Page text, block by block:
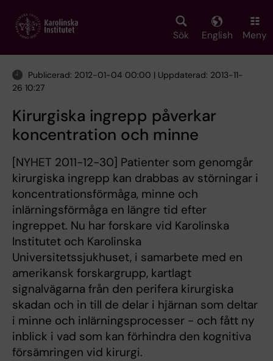
main
Sök English Meny
Publicerad: 2012-01-04 00:00 | Uppdaterad: 2013-11-
26 10:27
Kirurgiska ingrepp påverkar
koncentration och minne
[NYHET 2011-12-30] Patienter som genomgår
kirurgiska ingrepp kan drabbas av störningar i
koncentrationsförmåga, minne och
inlärningsförmåga en längre tid efter
ingreppet. Nu har forskare vid Karolinska
Institutet och Karolinska
Universitetssjukhuset, i samarbete med en
amerikansk forskargrupp, kartlagt
signalvägarna från den perifera kirurgiska
skadan och in till de delar i hjärnan som deltar
i minne och inlärningsprocesser - och fått ny
inblick i vad som kan förhindra den kognitiva
försämringen vid kirurgi.